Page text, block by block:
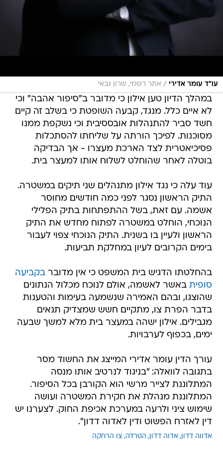
עו״ד עומר אדירי / אתר רשמי, שרון גבאי
במהלך הדיון טען אילון כי מדובר ב"סיפור אהבה" וכי
לא איים כלל. מנגד, קבעה השופטת כי בשלב זה קיים
חשד סביר להתנהלות אובססיבית וכי נשקפת ממנו
מסוכנות. לפיכך הורתה על שליחתו להסתכלות
פסיכיאטרית לצד הארכת מעצרו - אך הבדיקה
בוטלה לאחר שהוחלט לשלוח אותו למעצר בית.
עוד עלה כי נגד אילון מתנהלים שני תיקים במשטרה.
התיק הראשון נסגר לפני כמה חודשים מחוסר
אשמה. עם זאת, בשל ההתפתחות בתיק הפלילי
הנוכחי, הוחלט במשטרה לפתוח מחדש את התיק
הראשון ולעיין בו בשנית. התיק הנוכחי צפוי לעבור
בימים הקרובים לעיון במחלקת תביעות.
בהחלטתו הדגיש בית המשפט כי אין מדוברבקביעה
סופית באשר לאשמה, אולם לנוכח מכלול הנתונים
שהוצגו, ובהם האמירה שנשמעה בעימות והטענות
בדבר הפרת צו, מתקיים חשש שמצדיק תנאים
מגבילים. אילון ישהה במעצר בית מלא למשך שבעה
ימים, בכפוף לערבויות.
עורך הדין עומר אדירי המייצג את החשוד מסר
בתגובה לוואלה: "בניגוד לנרטיב אותו מנסה
המתלוננת לצייר מרשי הוא הקורבן בכל הסיפור.
המתלוננת מנהלת את חקירת המשטרה ועושה
שימוש ציני ולרעה במערכת אכיפת החוק. לצערנו יש
דין לאזרח הפשוט ודין לאדוה דדון".
אדווה דדון אדוה דדון הטרדה צו הרחקה